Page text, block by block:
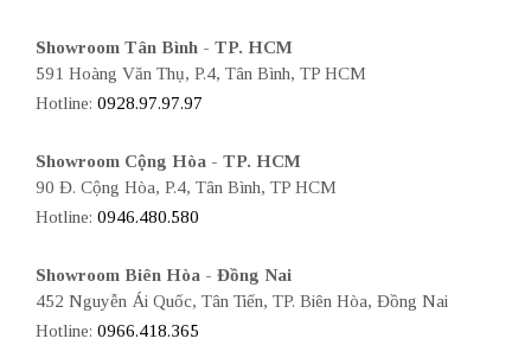
Showroom Tân Bình - TP. HCM
591 Hoàng Văn Thụ, P.4, Tân Bình, TP HCM
Hotline: 0928.97.97.97
Showroom Cộng Hòa - TP. HCM
90 Đ. Cộng Hòa, P.4, Tân Bình, TP HCM
Hotline: 0946.480.580
Showroom Biên Hòa - Đồng Nai
452 Nguyễn Ái Quốc, Tân Tiến, TP. Biên Hòa, Đồng Nai
Hotline: 0966.418.365